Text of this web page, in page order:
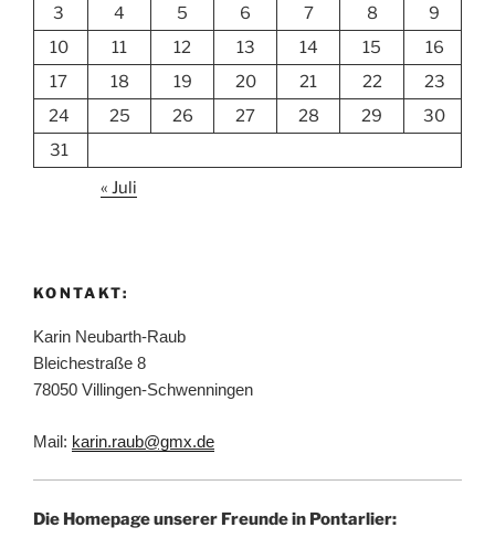
3
4 5 6 7 8
9
10
11 12 13 14 15
16
17
18 19 20 21 22
23
24
25 26 27 28 29
30
31
« Juli
KONTAKT:
Karin Neubarth-Raub
Bleichestraße 8
78050 Villingen-Schwenningen
Mail: karin.raub@gmx.de
Die Homepage unserer Freunde in Pontarlier: